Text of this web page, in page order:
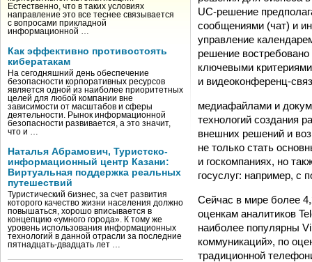
Естественно, что в таких условиях
направление это все теснее связывается
с вопросами прикладной
информационной …
Как эффективно противостоять
кибератакам
На сегодняшний день обеспечение
безопасности корпоративных ресурсов
является одной из наиболее приоритетных
целей для любой компании вне
зависимости от масштабов и сферы
деятельности. Рынок информационной
безопасности развивается, а это значит,
что и …
Наталья Абрамович, Туристско-
информационный центр Казани:
Виртуальная поддержка реальных
путешествий
Туристический бизнес, за счет развития
которого качество жизни населения должно
повышаться, хорошо вписывается в
концепцию «умного города». К тому же
уровень использования информационных
технологий в данной отрасли за последние
пятнадцать-двадцать лет …
UC-решение
сообщениями (чат) и
управление
решение
ключевыми
и видеоконференц-
медиафайлами и
технологий создания
внешних решений и
не только стать
и госкомпаниях, но
госуслуг: например, с
Сейчас в мире более
оценкам аналитиков
наиболее популярны
коммуникаций», по
традиционной